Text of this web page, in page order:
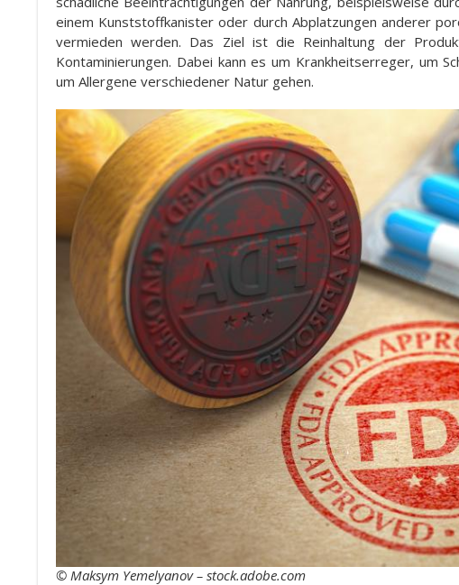
einem Kunststoffkanister oder durch Abplatzungen anderer
vermieden werden. Das Ziel ist die Reinhaltung der
Kontaminierungen. Dabei kann es um Krankheitserreger, um
um Allergene verschiedener Natur gehen.
© Maksym Yemelyanov – stock.adobe.com